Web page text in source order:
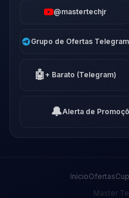
@mastertechjr
Grupo de Ofertas Telegram
🤖+ Barato (Telegram)
🔔Alerta de
InícioOfertas
Master